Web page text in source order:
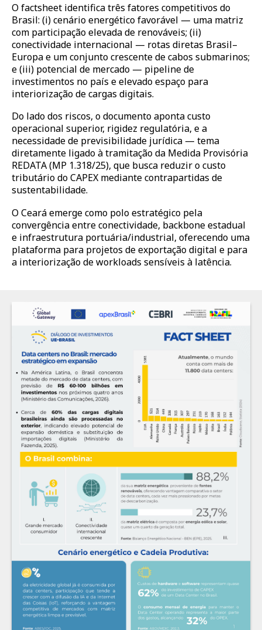
O factsheet identifica três fatores competitivos do
Brasil: (i) cenário energético favorável — uma matriz
com participação elevada de renováveis; (ii)
conectividade internacional — rotas diretas Brasil–
Europa e um conjunto crescente de cabos submarinos;
e (iii) potencial de mercado — pipeline de
investimentos no país e elevado espaço para
interiorização de cargas digitais.
Do lado dos riscos, o documento aponta custo
operacional superior, rigidez regulatória, e a
necessidade de previsibilidade jurídica — tema
diretamente ligado à tramitação da Medida Provisória
REDATA (MP 1.318/25), que busca reduzir o custo
tributário do CAPEX mediante contrapartidas de
sustentabilidade.
O Ceará emerge como polo estratégico pela
convergência entre conectividade, backbone estadual
e infraestrutura portuária/industrial, oferecendo uma
plataforma para projetos de exportação digital e para
a interiorização de workloads sensíveis à latência.